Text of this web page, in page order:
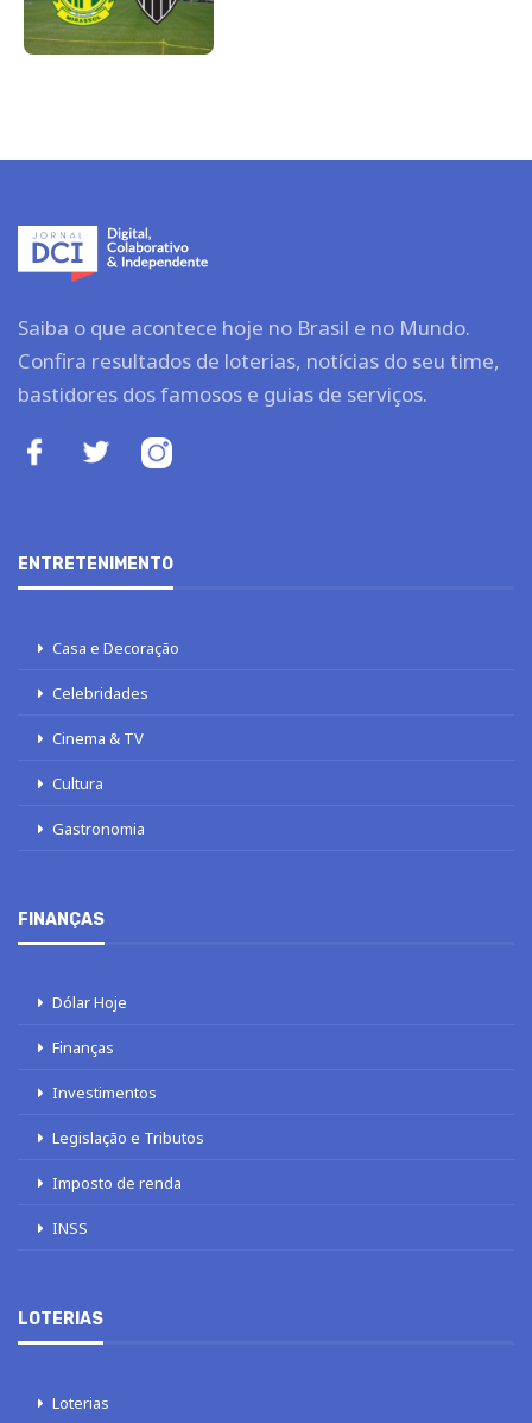
Saiba o que acontece hoje no Brasil e no Mundo.
Confira resultados de loterias, notícias do seu time,
bastidores dos famosos e guias de serviços.
ENTRETENIMENTO
Casa e Decoração
Celebridades
Cinema & TV
Cultura
Gastronomia
FINANÇAS
Dólar Hoje
Finanças
Investimentos
Legislação e Tributos
Imposto de renda
INSS
LOTERIAS
Loterias